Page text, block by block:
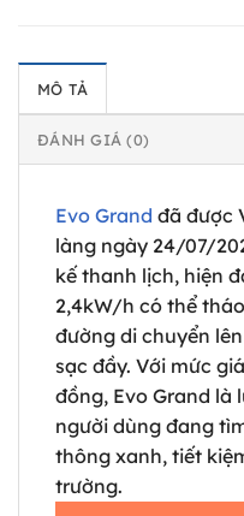
MÔ TẢ
ĐÁNH GIÁ (0)
Evo Grand đã được
làng ngày 24/07/
kế thanh lịch, hiện
2,4kW/h có thể
đường di chuyển
sạc đầy. Với mức
đồng, Evo Grand là
người dùng đang
thông xanh, tiết
trường.